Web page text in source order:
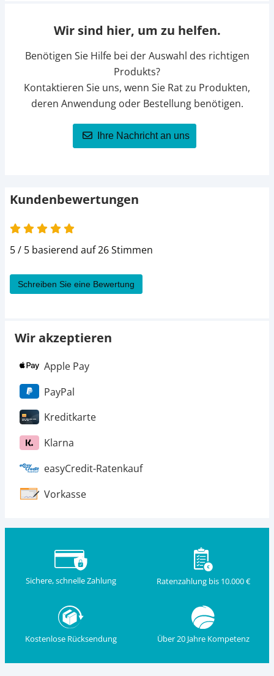
Wir sind hier, um zu helfen.
Benötigen Sie Hilfe bei der Auswahl des richtigen
Produkts?
Kontaktieren Sie uns, wenn Sie Rat zu Produkten,
deren Anwendung oder Bestellung benötigen.
Ihre Nachricht an uns
Kundenbewertungen
5 von 5
5 / 5 basierend auf 26 Stimmen
Schreiben Sie eine Bewertung
Wir akzeptieren
Apple Pay
PayPal
Kreditkarte
Klarna
easyCredit-Ratenkauf
Vorkasse
Sichere, schnelle Zahlung Ratenzahlung bis 10.000 €
Kostenlose Rücksendung Über 20 Jahre Kompetenz